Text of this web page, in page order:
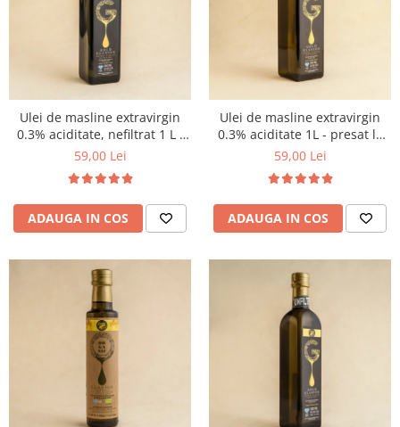
CREME ȘI PASTE TARTINABILE
CEAIURI GRECEȘTI
CIOCOLATĂ ȘI CACAO
HEALTHY SNACKS
SUPERALIMENTE
PRODUSE ECO / ORGANICE
REMEDII NATURISTE
TOATE PRODUSELE
Ulei de masline extravirgin
0.3% aciditate, nefiltrat 1 L -
presat la rece
59,00 Lei
ADAUGA IN COS
Ulei de masline extravirgin
0.3% aciditate 1L - presat la
rece
59,00 Lei
ADAUGA IN COS